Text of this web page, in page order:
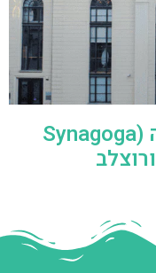
בית הכנסת החסידה הלבנה (Synagoga